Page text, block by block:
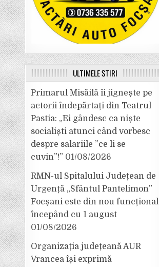
ULTIMELE ȘTIRI
Primarul Misăilă îi jignește pe
actorii îndepărtați din Teatrul
Pastia: „Ei gândesc ca niște
socialiști atunci când vorbesc
despre salariile ”ce li se
cuvin”!” 01/08/2026
RMN-ul Spitalului Județean de
Urgență „Sfântul Pantelimon”
Focșani este din nou funcțional
începând cu 1 august
01/08/2026
Organizația județeană AUR
Vrancea își exprimă